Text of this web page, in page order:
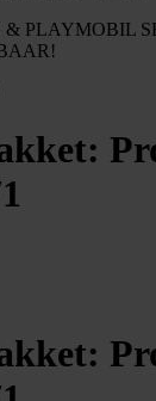
& PLAYMOBIL